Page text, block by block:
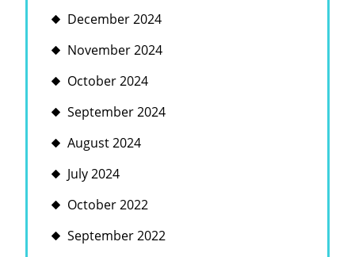
December 2024
November 2024
October 2024
September 2024
August 2024
July 2024
October 2022
September 2022